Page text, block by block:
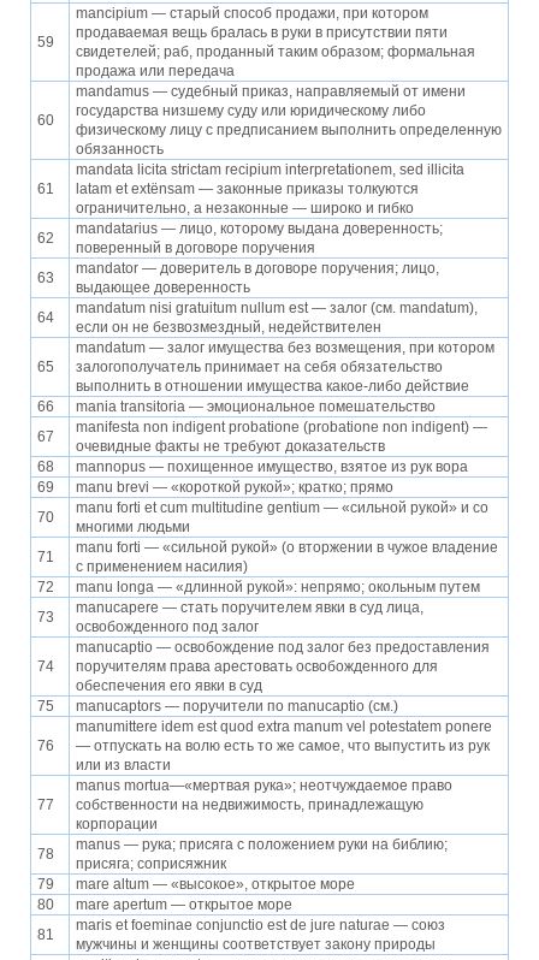
59
mancipium — старый способ продажи, при котором
продаваемая вещь бралась в руки в присутствии пяти
свидетелей; раб, проданный таким образом; формальная
продажа или передача
60
mandamus — судебный приказ, направляемый от имени
государства низшему суду или юридическому либо
физическому лицу с предписанием выполнить определенную
обязанность
61
mandata licita strictam recipium interpretationem, sed illicita
latam et extёnsam — законные приказы толкуются
ограничительно, а незаконные — широко и гибко
62
mandatarius — лицо, которому выдана доверенность;
поверенный в договоре поручения
63
mandator — доверитель в договоре поручения; лицо,
выдающее доверенность
64
mandatum nisi gratuitum nullum est — залог (см. mandatum),
если он не безвозмездный, недействителен
65
mandatum — залог имущества без возмещения, при котором
залогополучатель принимает на себя обязательство
выполнить в отношении имущества какое-либо действие
66
mania transitoria — эмоциональное помешательство
67
manifesta non indigent probatione (probatione non indigent) —
очевидные факты не требуют доказательств
68
mannopus — похищенное имущество, взятое из рук вора
69
manu brevi — «короткой рукой»; кратко; прямо
70
manu forti et cum multitudine gentium — «сильной рукой» и со
многими людьми
71
manu forti — «сильной рукой» (о вторжении в чужое владение
с применением насилия)
72
manu longa — «длинной рукой»: непрямо; окольным путем
73
manucapere — стать поручителем явки в суд лица,
освобожденного под залог
74
manucaptio — освобождение под залог без предоставления
поручителям права арестовать освобожденного для
обеспечения его явки в суд
75
manucaptors — поручители по manucaptio (см.)
76
manumittere idem est quod extra manum vel potestatem ponere
— отпускать на волю есть то же самое, что выпустить из рук
или из власти
77
manus mortua—«мертвая рука»; неотчуждаемое право
собственности на недвижимость, принадлежащую
корпорации
78
manus — рука; присяга с положением руки на библию;
присяга; соприсяжник
79
mare altum — «высокое», открытое море
80
mare apertum — открытое море
81
maris et foeminae conjunctio est de jure naturae — союз
мужчины и женщины соответствует закону природы